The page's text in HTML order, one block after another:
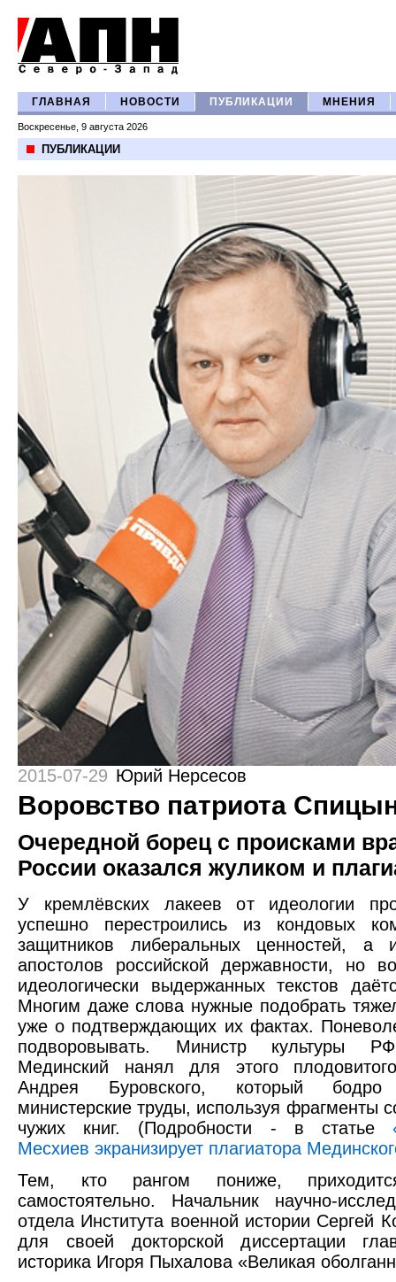
ГЛАВНАЯ НОВОСТИ ПУБЛИКАЦИИ МНЕНИЯ
Воскресенье, 9 августа 2026
ПУБЛИКАЦИИ
2015-07-29 Юрий Нерсесов
Воровство патриота
Очередной борец с происками
России оказался жуликом и
У кремлёвских лакеев от идеологии
успешно перестроились из кондовых
защитников либеральных ценностей,
апостолов российской державности, но
идеологически выдержанных текстов
Многим даже слова нужные подобрать
уже о подтверждающих их фактах.
подворовывать. Министр культуры
Мединский нанял для этого
Андрея Буровского, который бодро
министерские труды, используя фрагменты
чужих книг. (Подробности - в статье
Месхиев экранизирует плагиатора
Тем, кто рангом пониже,
самостоятельно. Начальник научно-
отдела Института военной истории Сергей
для своей докторской диссертации
историка Игоря Пыхалова «Великая